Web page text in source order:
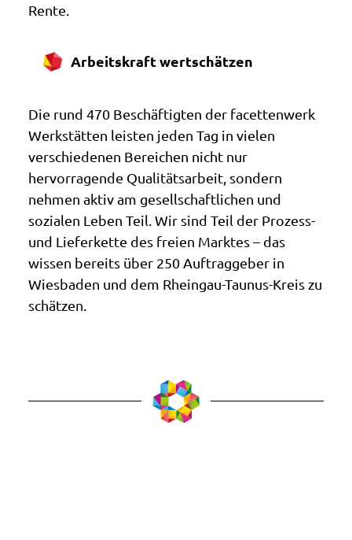
Rente.
Arbeitskraft wertschätzen
Die rund 470 Beschäftigten der facettenwerk
Werkstätten leisten jeden Tag in vielen
verschiedenen Bereichen nicht nur
hervorragende Qualitätsarbeit, sondern
nehmen aktiv am gesellschaftlichen und
sozialen Leben Teil. Wir sind Teil der Prozess-
und Lieferkette des freien Marktes – das
wissen bereits über 250 Auftraggeber in
Wiesbaden und dem Rheingau-Taunus-Kreis zu
schätzen.